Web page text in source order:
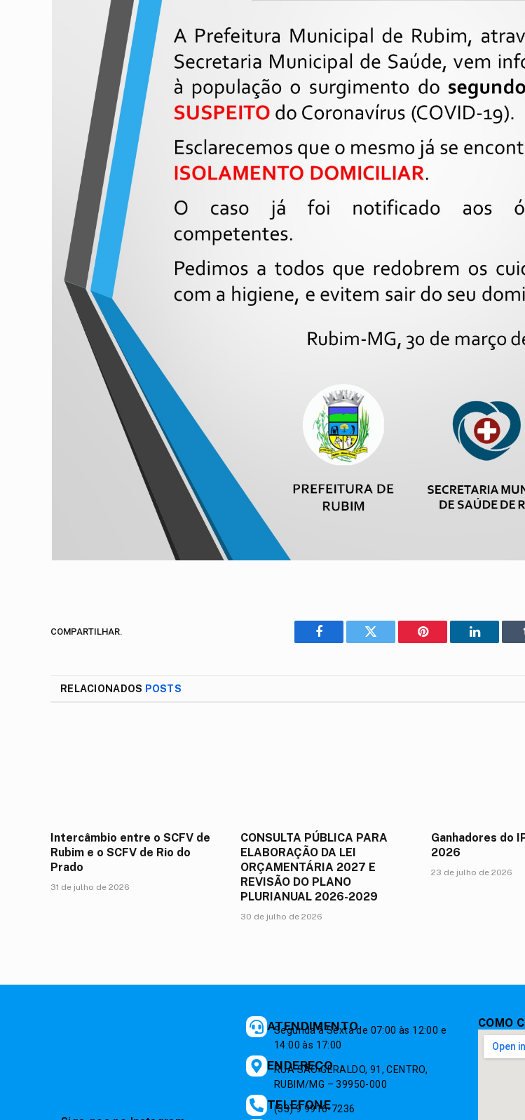
COMPARTILHAR.
Facebook Twitter Pinterest LinkedIn
RELACIONADOS POSTS
Intercâmbio entre o SCFV de
Rubim e o SCFV de Rio do
Prado
31 de julho de 2026
CONSULTA PÚBLICA PARA
ELABORAÇÃO DA LEI
ORÇAMENTÁRIA 2027 E
REVISÃO DO PLANO
PLURIANUAL 2026-2029
30 de julho de 2026
Ganhadores do
2026
23 de julho de 2026
ATENDIMENTO
Segunda à Sexta de 07:00 às 12:00 e
14:00 às 17:00
ENDEREÇO
RUA SÃO GERALDO, 91, CENTRO,
RUBIM/MG – 39950-000
TELEFONE
(33) 9 9916-7236
COMO